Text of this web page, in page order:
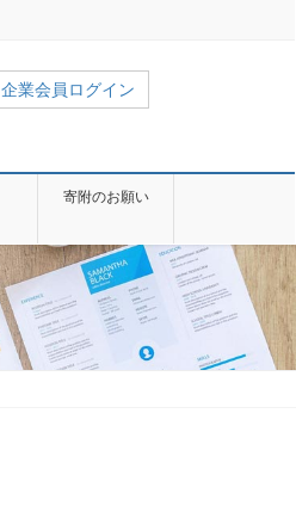
企業会員ログイン
寄附のお願い